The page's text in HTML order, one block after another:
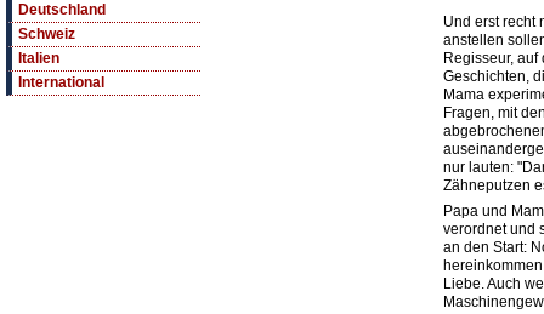
Deutschland
Schweiz
Italien
International
Und erst recht
anstellen
Regisseur,
Geschichten,
Mama
Fragen, mit
nur lauten:
Zähneputzen
Papa und
verordnet und
an den Start:
Liebe. Auch